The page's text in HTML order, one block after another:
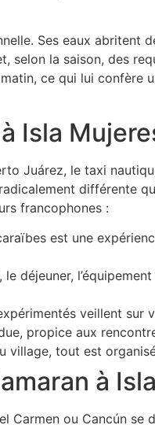
Ses eaux abritent
la saison, des
ce qui lui confère
Isla
Juárez, le taxi
différente
francophones :
est une
déjeuner,
veillent sur
propice aux
village, tout est
à
Carmen ou Cancún se